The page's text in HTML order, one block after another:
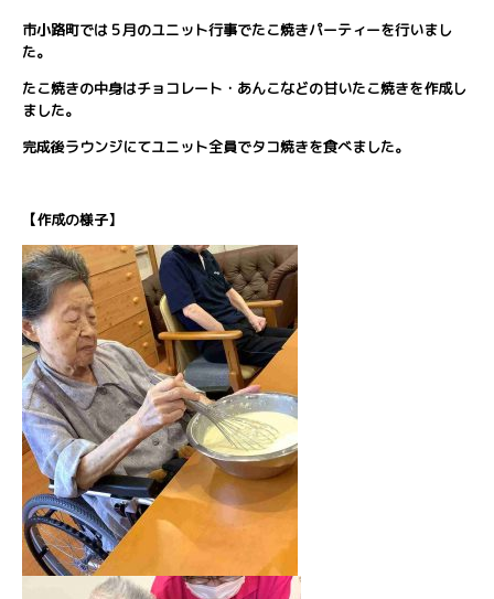
市小路町では５月のユニット行事でたこ焼きパーティーを行いまし
た。
たこ焼きの中身はチョコレート・あんこなどの甘いたこ焼きを作成し
ました。
完成後ラウンジにてユニット全員でタコ焼きを食べました。
【作成の様子】